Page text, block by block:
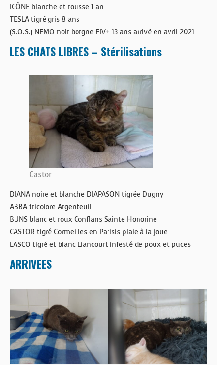
ICÔNE blanche et rousse 1 an
TESLA tigré gris 8 ans
(S.O.S.) NEMO noir borgne FIV+ 13 ans arrivé en avril 2021
LES CHATS LIBRES – Stérilisations
Castor
DIANA noire et blanche DIAPASON tigrée Dugny
ABBA tricolore Argenteuil
BUNS blanc et roux Conflans Sainte Honorine
CASTOR tigré Cormeilles en Parisis plaie à la joue
LASCO tigré et blanc Liancourt infesté de poux et puces
ARRIVEES